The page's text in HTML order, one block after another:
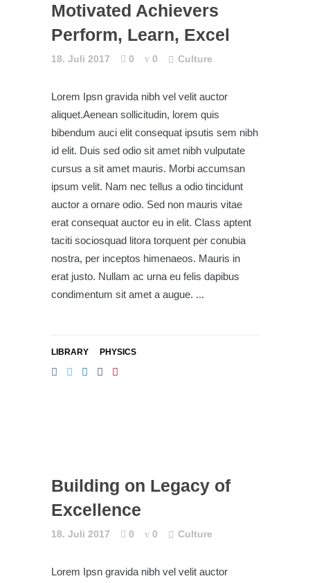
Motivated Achievers
Perform, Learn, Excel
18. Juli 2017 0 0 Culture
Lorem Ipsn gravida nibh vel velit auctor
aliquet.Aenean sollicitudin, lorem quis
bibendum auci elit consequat ipsutis sem nibh
id elit. Duis sed odio sit amet nibh vulputate
cursus a sit amet mauris. Morbi accumsan
ipsum velit. Nam nec tellus a odio tincidunt
auctor a ornare odio. Sed non mauris vitae
erat consequat auctor eu in elit. Class aptent
taciti sociosquad litora torquent per conubia
nostra, per inceptos himenaeos. Mauris in
erat justo. Nullam ac urna eu felis dapibus
condimentum sit amet a augue.
LIBRARY PHYSICS
Building on Legacy of
Excellence
18. Juli 2017 0 0 Culture
Lorem Ipsn gravida nibh vel velit auctor